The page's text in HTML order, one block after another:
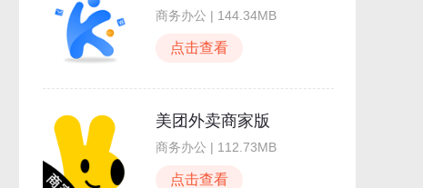
商务办公 | 144.34MB
点击查看
美团外卖商家版
商务办公 | 112.73MB
点击查看